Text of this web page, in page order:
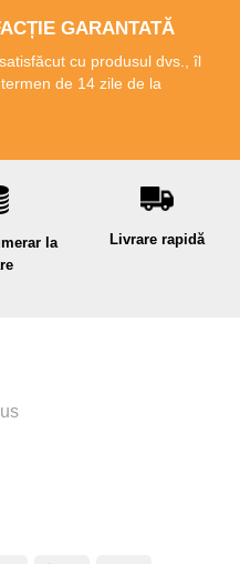
GARANTATĂ
cu produsul dvs., îl
de 14 zile de la
la
Livrare rapidă